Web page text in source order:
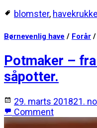
blomster, havekrukke
Børnevenlig have / Forår /
Potmaker –
såpotter.
29. marts 201821.
Comment